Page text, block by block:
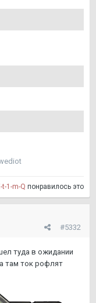
t-1-m-Q понравилось это
#5332
туда в ожидании
там ток рофлят